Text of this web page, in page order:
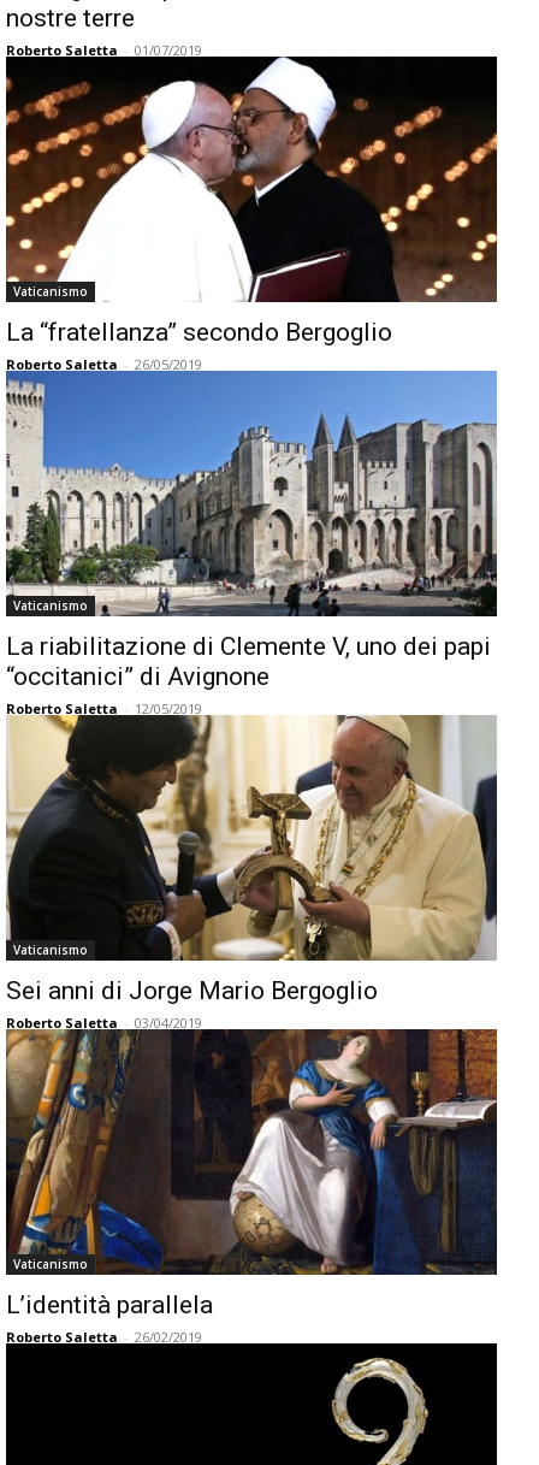
nostre terre
Roberto Saletta - 01/07/2019
Vaticanismo
La “fratellanza” secondo Bergoglio
Roberto Saletta - 26/05/2019
Vaticanismo
La riabilitazione di Clemente V, uno dei papi
“occitanici” di Avignone
Roberto Saletta - 12/05/2019
Vaticanismo
Sei anni di Jorge Mario Bergoglio
Roberto Saletta - 03/04/2019
Vaticanismo
L’identità parallela
Roberto Saletta - 26/02/2019